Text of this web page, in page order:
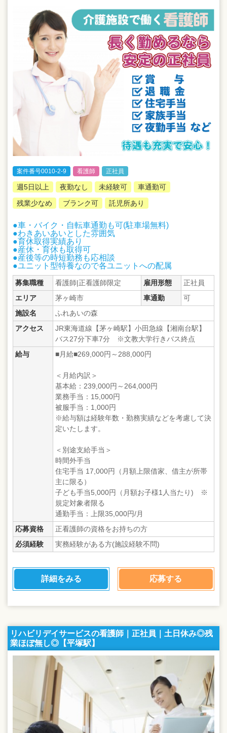
案件番号0010-2-9 看護師 正社員
週5日以上 夜勤なし 未経験可
車通勤可
残業少なめ
ブランク可 託児所あり
●車・バイク・自転車通勤も可(駐車場無料)
●わきあいあいとした雰囲気
●育休取得実績あり
●産休・育休も取得可
●産後等の時短勤務も応相談
●ユニット型特養なので各ユニットへの配属
募集職種 看護師|正看護師限定 雇用形態
正社員
エリア
茅ヶ崎市 車通勤
可
施設名
ふれあいの森
アクセス
JR東海道線【茅ヶ崎駅】小田急線【湘南台駅】
バス27分下車7分 ※文教大学行きバス終点
給与
■月給■269,000円～288,000円
＜月給内訳＞
基本給：239,000円～264,000円
業務手当：15,000円
被服手当：1,000円
※給与額は経験年数・勤務実績などを考慮して決
定いたします。
＜別途支給手当＞
時間外手当
住宅手当 17,000円（月額上限借家、借主が所帯
主に限る）
子ども手当5,000円（月額お子様1人当たり) ※
規定対象者限る
通勤手当：上限35,000円/月
応募資格
正看護師の資格をお持ちの方
必須経験
実務経験がある方(施設経験不問)
詳細をみる 応募する
リハビリデイサービスの看護師｜正社員｜土日休み◎残
業ほぼ無し◎【平塚駅】